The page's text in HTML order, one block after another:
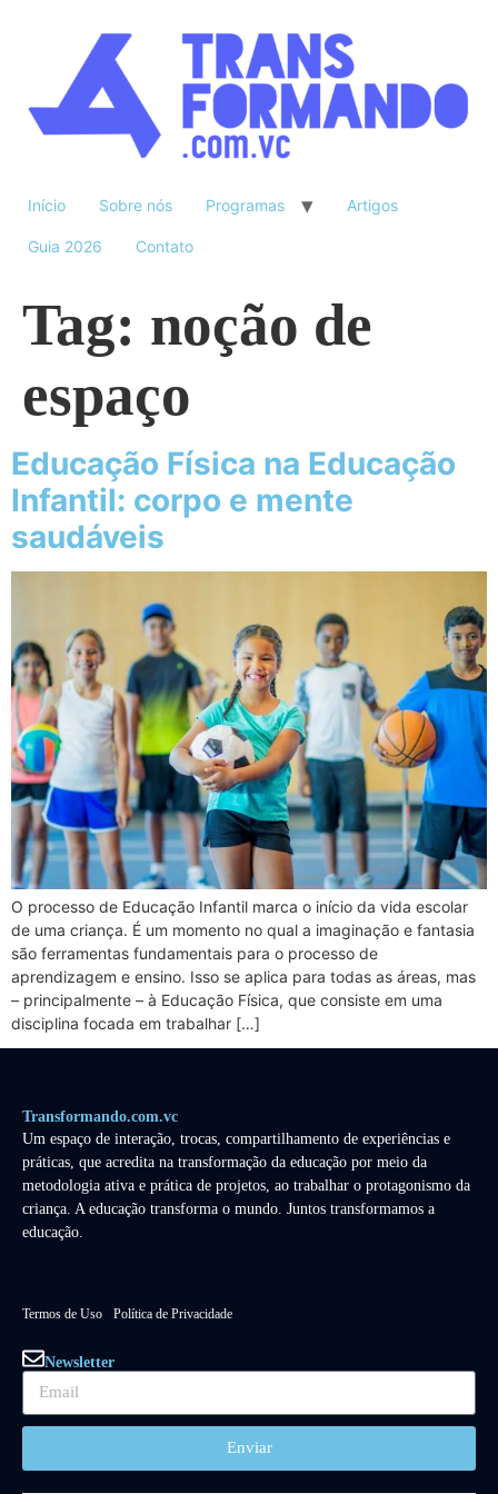
Início Sobre nós Programas Artigos
Guia 2026 Contato
Tag: noção de
espaço
Educação Física na Educação
Infantil: corpo e mente
saudáveis
O processo de Educação Infantil marca o início da vida escolar
de uma criança. É um momento no qual a imaginação e fantasia
são ferramentas fundamentais para o processo de
aprendizagem e ensino. Isso se aplica para todas as áreas, mas
– principalmente – à Educação Física, que consiste em uma
disciplina focada em trabalhar […]
Transformando.com.vc
Um espaço de interação, trocas, compartilhamento de experiências e
práticas, que acredita na transformação da educação por meio da
metodologia ativa e prática de projetos, ao trabalhar o protagonismo da
criança. A educação transforma o mundo. Juntos transformamos a
educação.
Termos de Uso Política de Privacidade
Newsletter
Enviar